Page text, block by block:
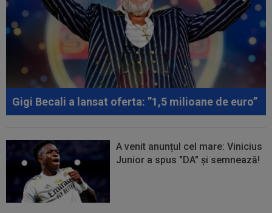
Gigi Becali a lansat oferta: ”1,5 milioane de euro”
A venit anunțul cel mare: Vinicius
Junior a spus "DA" și semnează!